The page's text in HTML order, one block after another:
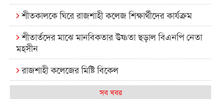
শীতকালকে ঘিরে রাজশাহী কলেজ শিক্ষার্থীদের কার্যক্রম
শীতার্তদের মাঝে মানবিকতার উষ্ণতা ছড়াল বিএনপি নেতা
মহসীন
রাজশাহী কলেজের মিষ্টি বিকেল
কেমন আছে আমাদের দেশের মধ্যবিত্তরা
সব খবর